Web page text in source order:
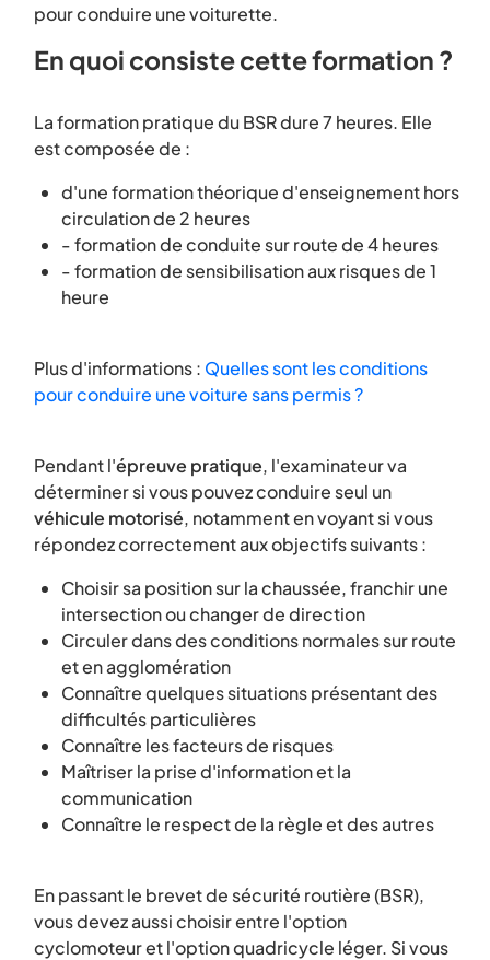
pour conduire une voiturette.
En quoi consiste cette formation ?
La formation pratique du BSR dure 7 heures. Elle
est composée de :
d'une formation théorique d'enseignement hors
circulation de 2 heures
- formation de conduite sur route de 4 heures
- formation de sensibilisation aux risques de 1
heure
Plus d'informations : Quelles sont les conditions
pour conduire une voiture sans permis ?
Pendant l'épreuve pratique, l'examinateur va
déterminer si vous pouvez conduire seul un
véhicule motorisé, notamment en voyant si vous
répondez correctement aux objectifs suivants :
Choisir sa position sur la chaussée, franchir une
intersection ou changer de direction
Circuler dans des conditions normales sur route
et en agglomération
Connaître quelques situations présentant des
difficultés particulières
Connaître les facteurs de risques
Maîtriser la prise d'information et la
communication
Connaître le respect de la règle et des autres
En passant le brevet de sécurité routière (BSR),
vous devez aussi choisir entre l'option
cyclomoteur et l'option quadricycle léger. Si vous